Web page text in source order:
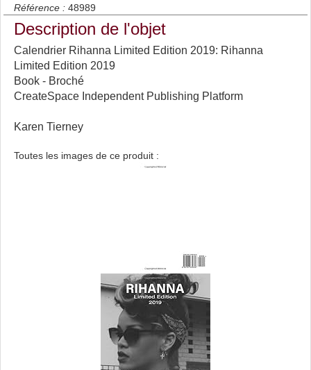
Référence : 48989
Description de l'objet
Calendrier Rihanna Limited Edition 2019: Rihanna
Limited Edition 2019
Book - Broché
CreateSpace Independent Publishing Platform
Karen Tierney
Toutes les images de ce produit :